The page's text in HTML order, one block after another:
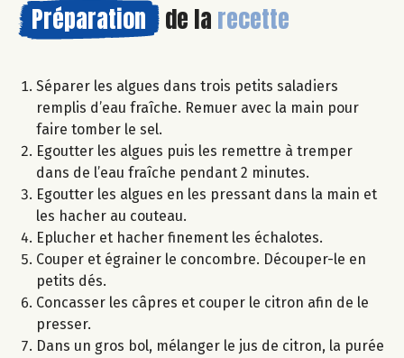
Préparation de la recette
Séparer les algues dans trois petits saladiers
remplis d’eau fraîche. Remuer avec la main pour
faire tomber le sel.
Egoutter les algues puis les remettre à tremper
dans de l’eau fraîche pendant 2 minutes.
Egoutter les algues en les pressant dans la main et
les hacher au couteau.
Eplucher et hacher finement les échalotes.
Couper et égrainer le concombre. Découper-le en
petits dés.
Concasser les câpres et couper le citron afin de le
presser.
Dans un gros bol, mélanger le jus de citron, la purée